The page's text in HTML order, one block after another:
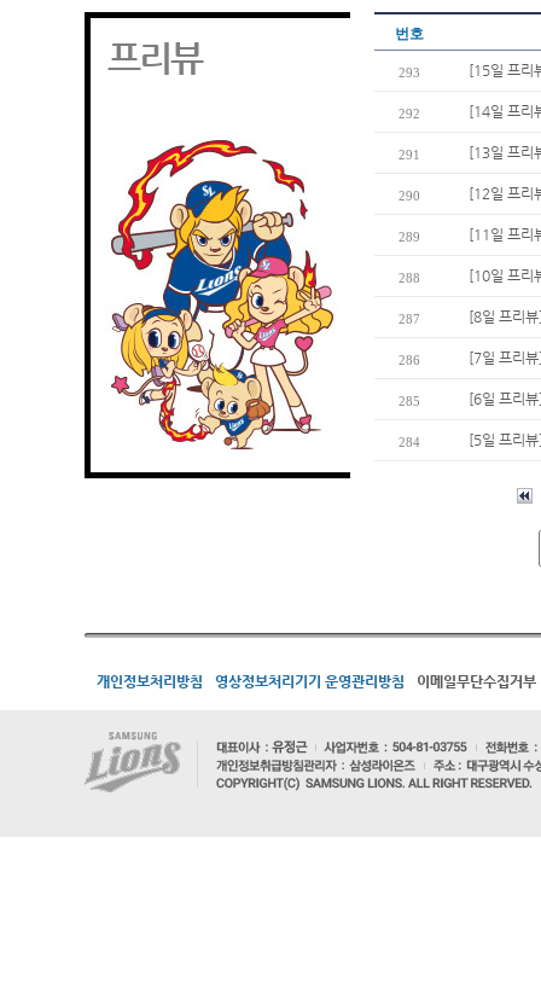
프리뷰
번호
293 [15일 프리
292 [14일 프리
291 [13일 프리
290 [12일 프리
289 [11일 프리
288 [10일 프리
287 [8일 프리
286 [7일 프리
285 [6일 프리
284 [5일 프리
개인정보처리방침 영상정보처리기기 운영관리방침 이메일무단수집거부